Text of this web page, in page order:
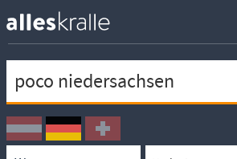
Ortssuche
Umkreissuche
Arbeitsform